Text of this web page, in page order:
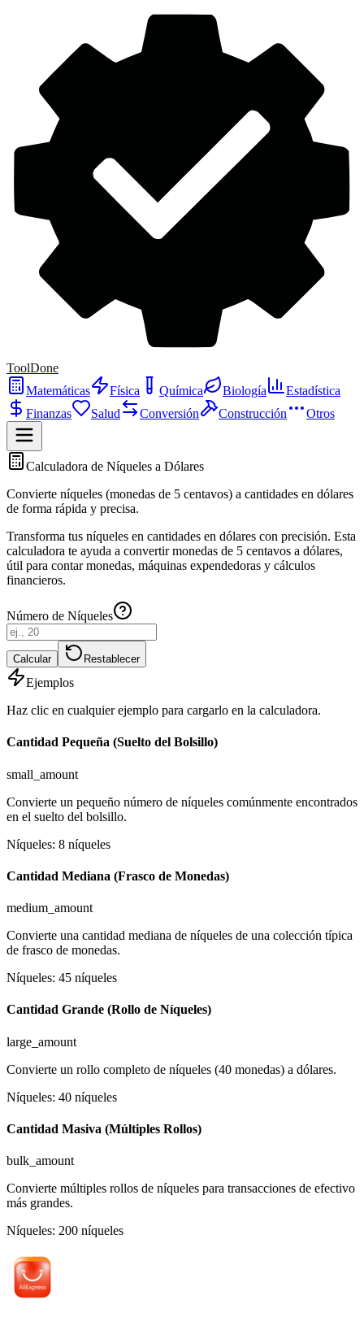
ToolDone
Matemáticas
Física Química Biología
Estadística
Finanzas
Salud Conversión Construcción Otros
Calculadora de Níqueles a Dólares
Convierte níqueles (monedas de 5 centavos) a cantidades en dólares
de forma rápida y precisa.
Transforma tus níqueles en cantidades en dólares con precisión. Esta
calculadora te ayuda a convertir monedas de 5 centavos a dólares,
útil para contar monedas, máquinas expendedoras y cálculos
financieros.
Número de Níqueles
Calcular Restablecer
Ejemplos
Haz clic en cualquier ejemplo para cargarlo en la calculadora.
Cantidad Pequeña (Suelto del Bolsillo)
small_amount
Convierte un pequeño número de níqueles comúnmente encontrados
en el suelto del bolsillo.
Níqueles: 8 níqueles
Cantidad Mediana (Frasco de Monedas)
medium_amount
Convierte una cantidad mediana de níqueles de una colección típica
de frasco de monedas.
Níqueles: 45 níqueles
Cantidad Grande (Rollo de Níqueles)
large_amount
Convierte un rollo completo de níqueles (40 monedas) a dólares.
Níqueles: 40 níqueles
Cantidad Masiva (Múltiples Rollos)
bulk_amount
Convierte múltiples rollos de níqueles para transacciones de efectivo
más grandes.
Níqueles: 200 níqueles